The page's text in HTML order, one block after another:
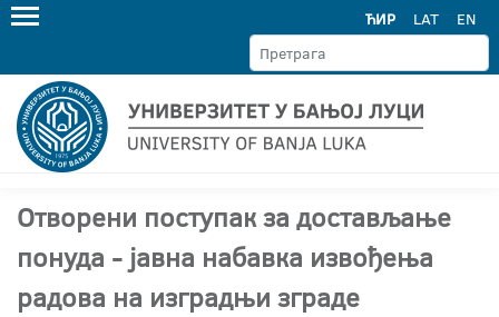
ЋИР LAT EN
Отворени поступак за достављање
понуда - јавна набавка извођења
радова на изградњи зграде